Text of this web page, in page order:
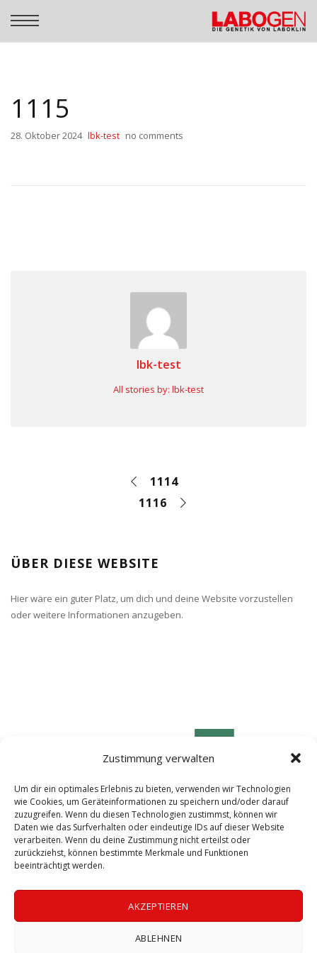
Zustimmung verwalten
Um dir ein optimales Erlebnis zu bieten, verwenden wir Technologien
wie Cookies, um Geräteinformationen zu speichern und/oder darauf
zuzugreifen. Wenn du diesen Technologien zustimmst, können wir
Daten wie das Surfverhalten oder eindeutige IDs auf dieser Website
verarbeiten. Wenn du deine Zustimmung nicht erteilst oder
zurückziehst, können bestimmte Merkmale und Funktionen
beeinträchtigt werden.
AKZEPTIEREN
ABLEHNEN
1115
28. Oktober 2024 lbk-test no comments
lbk-test
All stories by: lbk-test
1114
1116
ÜBER DIESE WEBSITE
Hier wäre ein guter Platz, um dich und deine Website vorzustellen
oder weitere Informationen anzugeben.
2026 LABOGEN by LABOklin Labor für klinische Diagnostik GmbH & Co.
Rights Reserved | Bild: Christine Masser | Die Aufnahme und